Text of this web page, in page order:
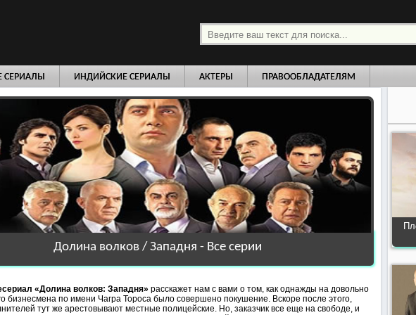
СЕРИАЛЫ ИНДИЙСКИЕ СЕРИАЛЫ АКТЕРЫ ПРАВООБЛАДАТЕЛЯМ
Долина волков / Западня - Все серии
«Долина волков: Западня» расскажет нам с вами о том, как однажды на довольно
бизнесмена по имени Чагра Тороса было совершено покушение. Вскоре после этого,
тут же арестовывают местные полицейские. Но, заказчик все еще на свободе, и